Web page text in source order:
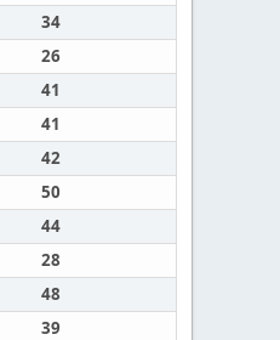
34
26
41
41
42
50
44
28
48
39